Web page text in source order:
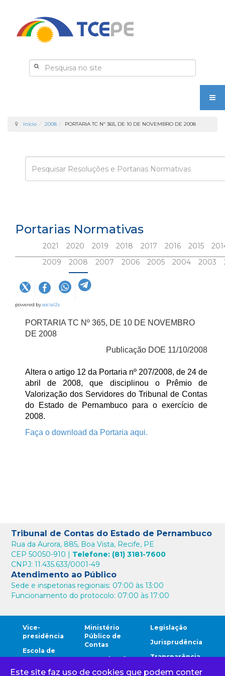
Início 2008 PORTARIA TC Nº 365, DE 10 DE NOVEMBRO DE 2008
Portarias Normativas
2021 2020 2019 2018 2017 2016 2015
2009
2008 2007 2006 2005 2004 2003
powered bysocial2s
PORTARIA TC Nº 365, DE 10 DE NOVEMBRO
DE 2008
Publicação DOE 11/10/2008
Altera o artigo 12 da Portaria nº 207/2008, de 24 de
abril de 2008, que disciplinou o Prêmio de
Valorização dos Servidores do Tribunal de Contas
do Estado de Pernambuco para o exercício de
2008.
Faça o download da Portaria aqui.
Tribunal de Contas do Estado de Pernambuco
Rua da Aurora, 885, Boa Vista, Recife, PE
CEP 50050-910 | Telefone: (81) 3181-7600
CNPJ: 11.435.633/0001-49
Atendimento ao Público
Sede e inspetorias regionais: 07:00 às 13:00
Funcionamento do protocolo: 07:00 às 17:00
Vice-
presidência
Escola de
Contas
Ouvidoria
Ministério
Público de
Contas
Comunicação
Cidadão
Legislação
Jurisprudência
Transparência
Comunidade
Este site faz uso de cookies que podem conter